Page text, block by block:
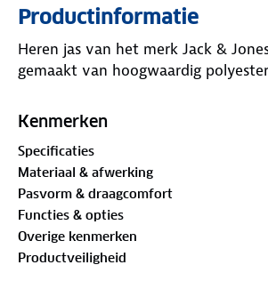
Productinformatie
Heren jas van het merk Jack &
gemaakt van hoogwaardig
Kenmerken
Specificaties
Materiaal & afwerking
Pasvorm & draagcomfort
Functies & opties
Overige kenmerken
Productveiligheid